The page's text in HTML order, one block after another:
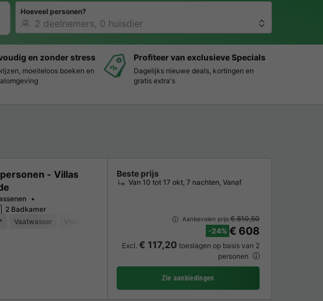
Hoeveel personen?
en zonder stress
moeiteloos boeken en
Profiteer van exclusieve Specials
Dagelijks nieuwe deals, kortingen en
gratis extra's
- Villas
2 Badkamer
Vaatwasser Vriezer Tuinmeubelen Oven Parkeerplaats
Beste prijs
Van 10 tot 17 okt, 7 nachten, Vanaf
Aanbevolen prijs:€ 810,50
-24% € 608
Excl. € 117,20 toeslagen op basis van 2
personen
Zie aanbiedingen